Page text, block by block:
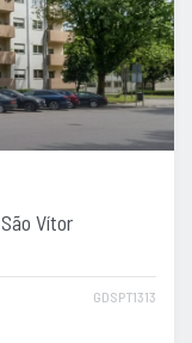
Vítor
GDSPT1313